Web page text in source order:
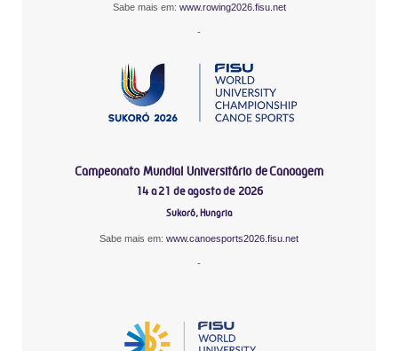
Sabe mais em: www.rowing2026.fisu.net
-
Campeonato Mundial Universitário de Canoagem
14 a 21 de agosto de 2026
Sukoró, Hungria
Sabe mais em: www.canoesports2026.fisu.net
-